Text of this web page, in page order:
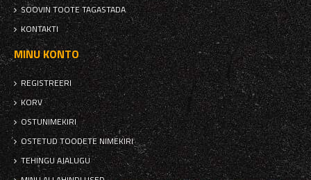
SOOVIN TOOTE TAGASTADA
KONTAKTI
MINU KONTO
REGISTREERI
KORV
OSTUNIMEKIRI
OSTETUD TOODETE NIMEKIRI
TEHINGU AJALUGU